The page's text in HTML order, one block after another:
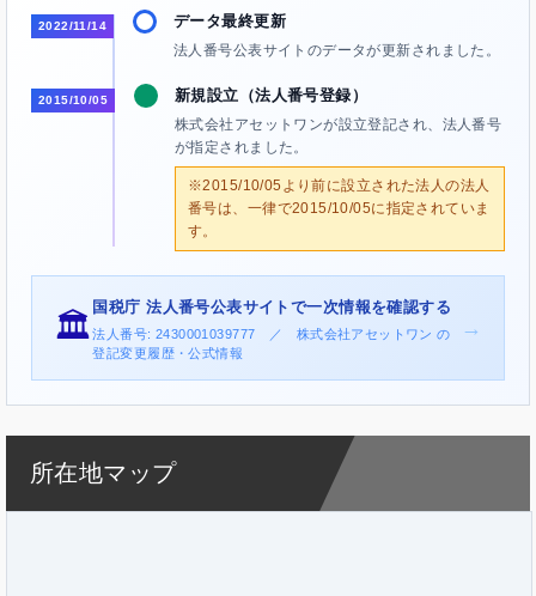
2022/11/14 データ最終更新
法人番号公表サイトのデータが更新されました。
2015/10/05 新規設立（法人番号登録）
株式会社アセットワンが設立登記され、法人番号
が指定されました。
※2015/10/05より前に設立された法人の法人
番号は、一律で2015/10/05に指定されていま
す。
🏛️
国税庁 法人番号公表サイトで一次情報を確認する
法人番号: 2430001039777 ／ 株式会社アセットワン の
登記変更履歴・公式情報
→
所在地マップ